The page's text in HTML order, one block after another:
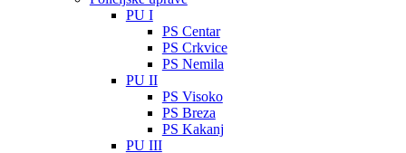
PU I
PS Centar
PS Crkvice
PS Nemila
PU II
PS Visoko
PS Breza
PS Kakanj
PU III